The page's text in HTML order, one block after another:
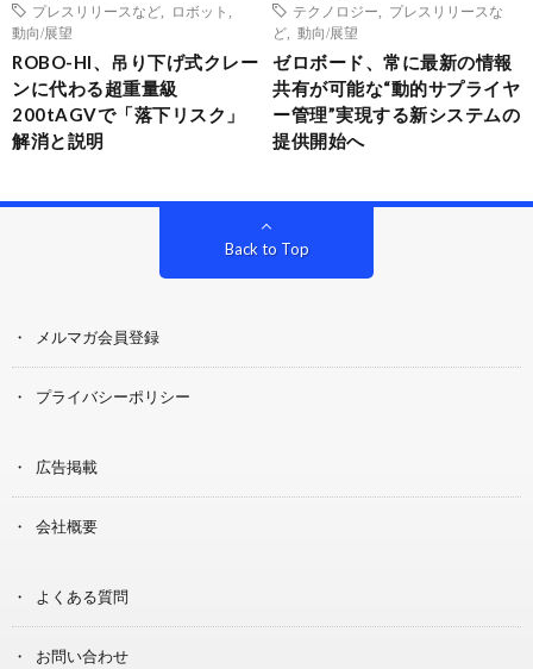
プレスリリースなど
ロボット
動向/展望
ROBO-HI、吊り下げ式クレー
ンに代わる超重量級
200tAGVで「落下リスク」
解消と説明
テクノロジー
プレスリリースな
ど
動向/展望
ゼロボード、常に最新の情報
共有が可能な“動的サプライヤ
ー管理”実現する新システムの
提供開始へ
Back to Top
メルマガ会員登録
プライバシーポリシー
広告掲載
会社概要
よくある質問
お問い合わせ